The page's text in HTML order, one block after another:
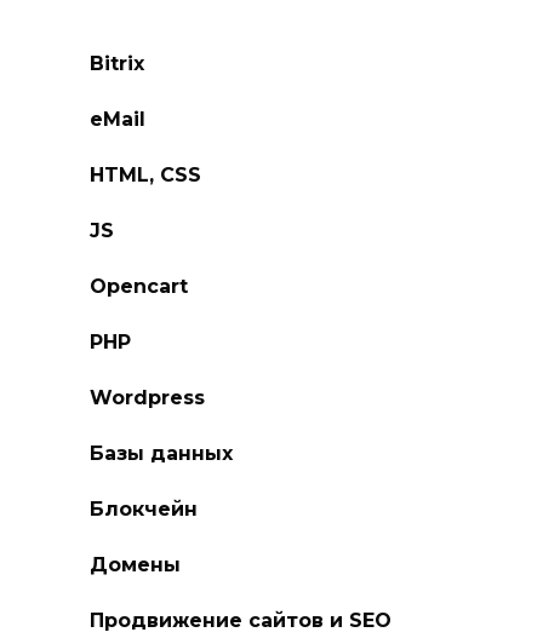
Bitrix
eMail
HTML, CSS
JS
Opencart
PHP
Wordpress
Базы данных
Блокчейн
Домены
Продвижение сайтов и SEO